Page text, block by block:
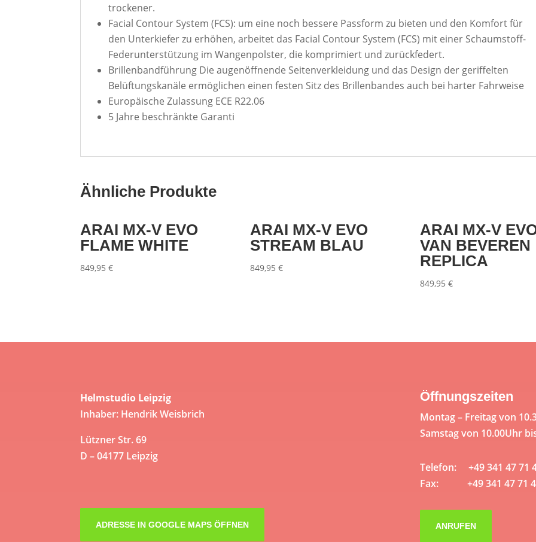
trockener.
Facial Contour System (FCS): um eine noch bessere Passform zu bieten und den Komfort für
den Unterkiefer zu erhöhen, arbeitet das Facial Contour System (FCS) mit einer Schaumstoff-
Federunterstützung im Wangenpolster, die komprimiert und zurückfedert.
Brillenbandführung Die augenöffnende Seitenverkleidung und das Design der geriffelten
Belüftungskanäle ermöglichen einen festen Sitz des Brillenbandes auch bei harter Fahrweise
Europäische Zulassung ECE R22.06
5 Jahre beschränkte Garanti
Ähnliche Produkte
ARAI MX-V EVO
FLAME WHITE
849,95€
ARAI MX-V EVO
STREAM BLAU
849,95 €
ARAI MX-V
VAN BEVEREN
REPLICA
849,95 €
Helmstudio Leipzig
Inhaber: Hendrik Weisbrich
Lützner Str. 69
D – 04177 Leipzig
ADRESSE IN GOOGLE MAPS ÖFFNEN
Öffnungszeiten
Montag – Freitag von
Samstag von 10.00Uhr
Telefon: +49 341 47 71
Fax: +49 341 47 71
ANRUFEN